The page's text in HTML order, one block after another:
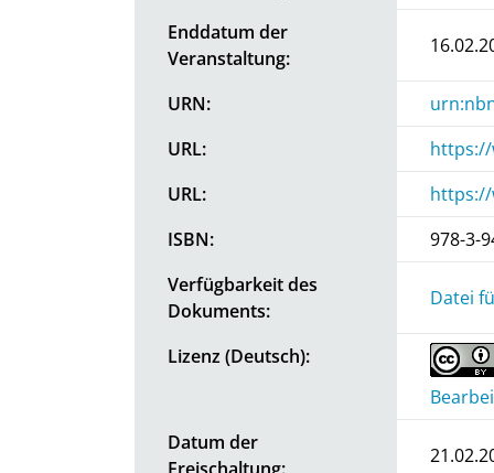
Enddatum der
Veranstaltung:
URN:
URL:
https://
URL:
https://
ISBN:
978-3-
Verfügbarkeit des
Dokuments:
Datei
Lizenz (Deutsch):
Datum der